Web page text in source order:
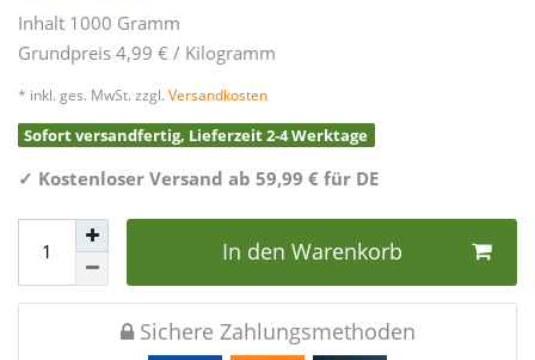
Inhalt 1000 Gramm
Grundpreis4,99 € / Kilogramm
* inkl. ges. MwSt. zzgl. Versandkosten
Sofort versandfertig, Lieferzeit 2-4 Werktage
✓ Kostenloser Versand ab 59,99 € für DE
In den Warenkorb
Sichere Zahlungsmethoden